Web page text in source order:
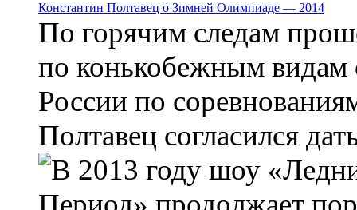
Константин Полтавец о Зимней Олимпиаде — 2014
По горячим следам
по конькобежным видам
России по
Полтавец согласился